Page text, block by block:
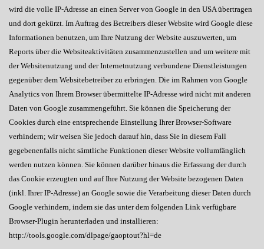
wird die volle IP-Adresse an einen Server von Google in den USA übertragen
und dort gekürzt. Im Auftrag des Betreibers dieser Website wird Google diese
Informationen benutzen, um Ihre Nutzung der Website auszuwerten, um
Reports über die Websiteaktivitäten zusammenzustellen und um weitere mit
der Websitenutzung und der Internetnutzung verbundene Dienstleistungen
gegenüber dem Websitebetreiber zu erbringen. Die im Rahmen von Google
Analytics von Ihrem Browser übermittelte IP-Adresse wird nicht mit anderen
Daten von Google zusammengeführt. Sie können die Speicherung der
Cookies durch eine entsprechende Einstellung Ihrer Browser-Software
verhindern; wir weisen Sie jedoch darauf hin, dass Sie in diesem Fall
gegebenenfalls nicht sämtliche Funktionen dieser Website vollumfänglich
werden nutzen können. Sie können darüber hinaus die Erfassung der durch
das Cookie erzeugten und auf Ihre Nutzung der Website bezogenen Daten
(inkl. Ihrer IP-Adresse) an Google sowie die Verarbeitung dieser Daten durch
Google verhindern, indem sie das unter dem folgenden Link verfügbare
Browser-Plugin herunterladen und installieren:
http://tools.google.com/dlpage/gaoptout?hl=de